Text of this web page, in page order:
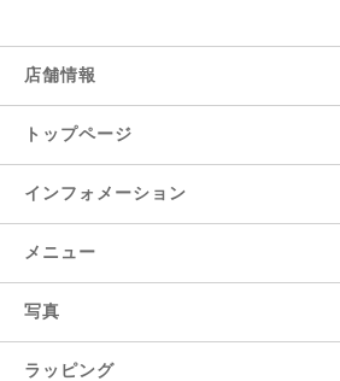
店舗情報
トップページ
インフォメーション
メニュー
写真
ラッピング